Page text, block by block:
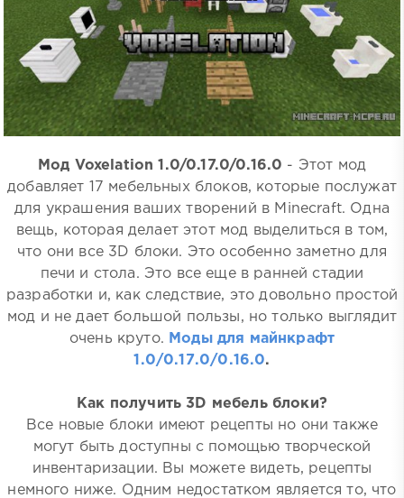
Мод Voxelation 1.0/0.17.0/0.16.0 - Этот мод
добавляет 17 мебельных блоков, которые послужат
для украшения ваших творений в Minecraft. Одна
вещь, которая делает этот мод выделиться в том,
что они все 3D блоки. Это особенно заметно для
печи и стола. Это все еще в ранней стадии
разработки и, как следствие, это довольно простой
мод и не дает большой пользы, но только выглядит
очень круто. Моды для майнкрафт
1.0/0.17.0/0.16.0.
Как получить 3D мебель блоки?
Все новые блоки имеют рецепты но они также
могут быть доступны с помощью творческой
инвентаризации. Вы можете видеть, рецепты
немного ниже. Одним недостатком является то, что